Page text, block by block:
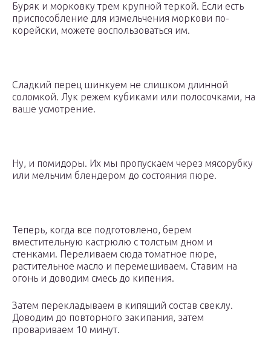
Буряк и морковку трем крупной теркой. Если есть
приспособление для измельчения моркови по-
корейски, можете воспользоваться им.
Сладкий перец шинкуем не слишком длинной
соломкой. Лук режем кубиками или полосочками, на
ваше усмотрение.
Ну, и помидоры. Их мы пропускаем через мясорубку
или мельчим блендером до состояния пюре.
Теперь, когда все подготовлено, берем
вместительную кастрюлю с толстым дном и
стенками. Переливаем сюда томатное пюре,
растительное масло и перемешиваем. Ставим на
огонь и доводим смесь до кипения.
Затем перекладываем в кипящий состав свеклу.
Доводим до повторного закипания, затем
провариваем 10 минут.